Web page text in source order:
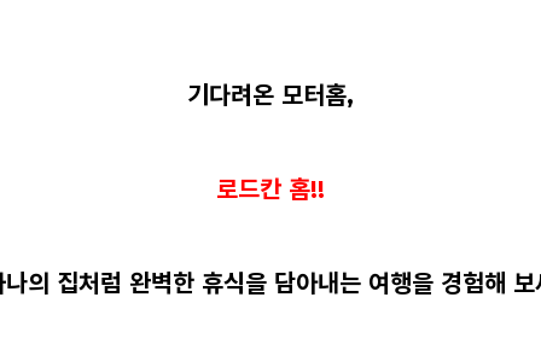
기다려온 모터홈,
로드칸 홈!!
의 집처럼 완벽한 휴식을 담아내는 여행을 경험해